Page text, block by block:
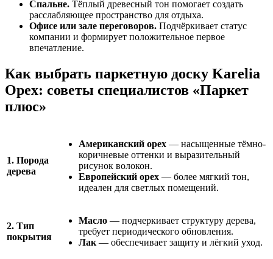
Спальне. Тёплый древесный тон помогает создать
расслабляющее пространство для отдыха.
Офисе или зале переговоров. Подчёркивает статус
компании и формирует положительное первое
впечатление.
Как выбрать паркетную доску Karelia
Орех: советы специалистов «Паркет
плюс»
1. Порода
дерева
Американский орех — насыщенные тёмно-
коричневые оттенки и выразительный
рисунок волокон.
Европейский орех — более мягкий тон,
идеален для светлых помещений.
2. Тип
покрытия
Масло — подчеркивает структуру дерева,
требует периодического обновления.
Лак — обеспечивает защиту и лёгкий уход.